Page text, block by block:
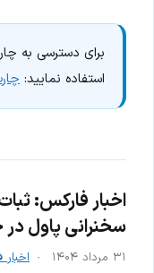
برای دسترسی به
استفاده نمایید:
اخبار فارکس:
سخنرانی پاول
۳۱ مرداد ۱۴۰۴